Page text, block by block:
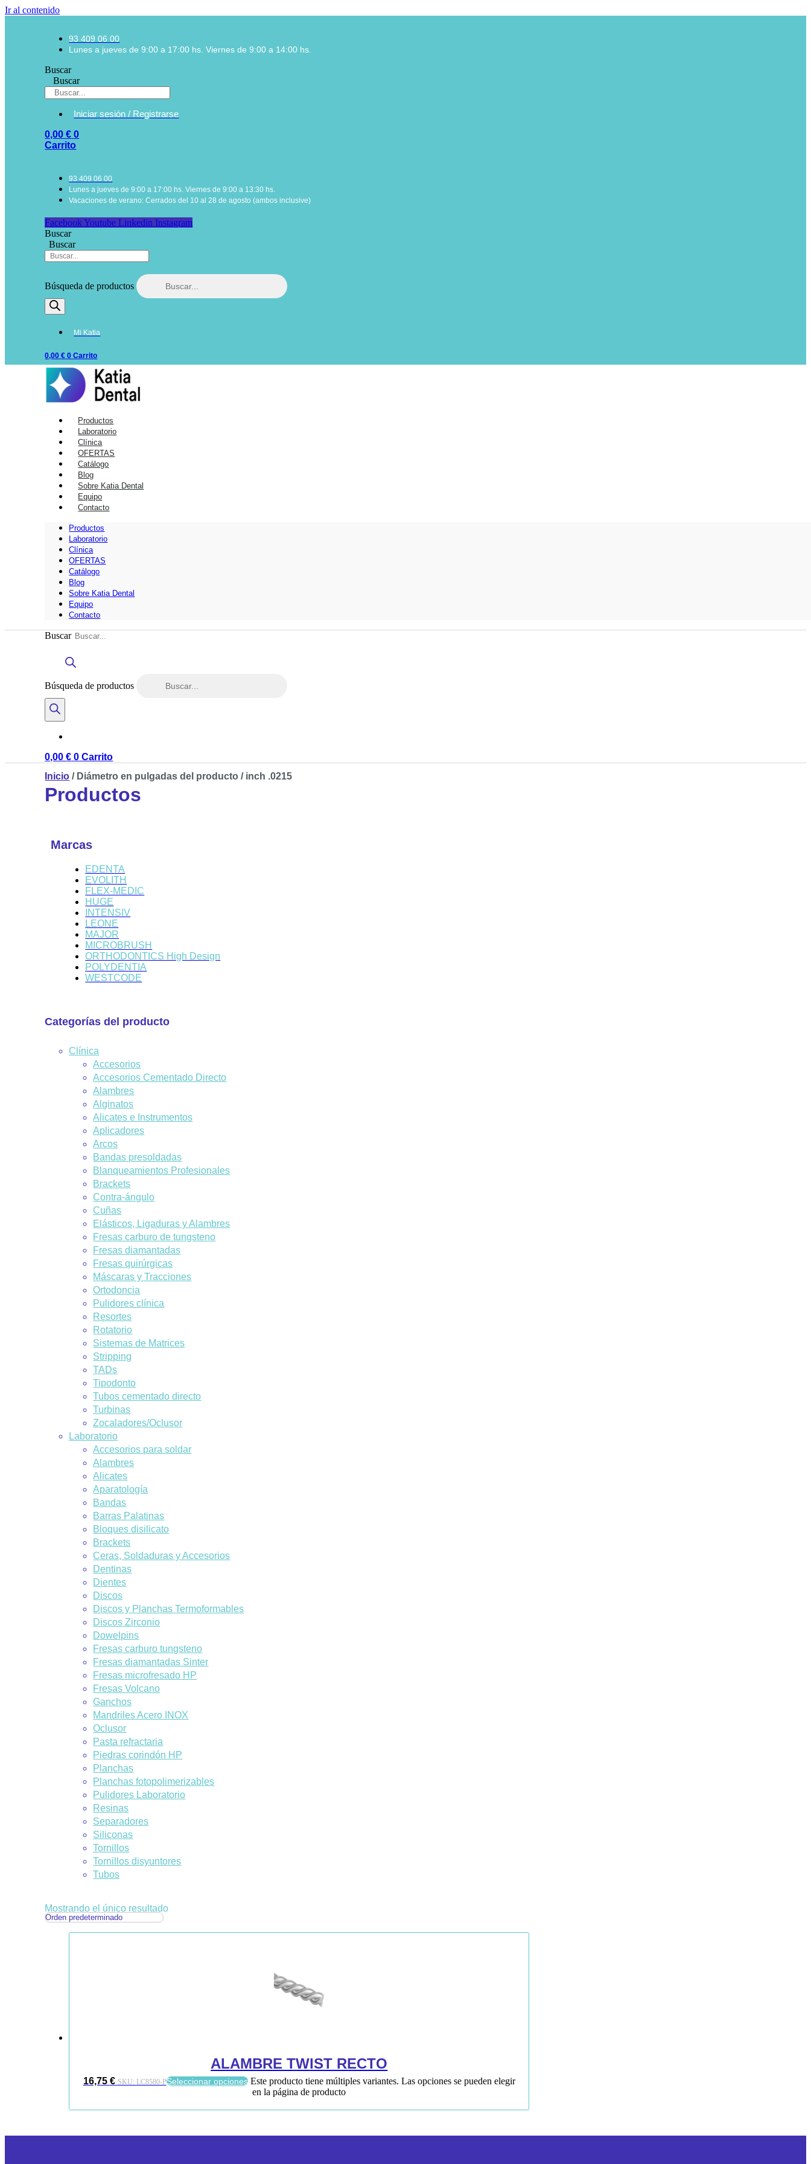
Ir al contenido
93 409 06 00
Lunes a jueves de 9:00 a 17:00 hs. Viernes de 9:00 a 14:00 hs.
Buscar
Buscar
Iniciar sesión / Registrarse
0,00€ 0
Carrito
93 409 06 00
Lunes a jueves de 9:00 a 17:00 hs. Viernes de 9:00 a 13:30 hs.
Vacaciones de verano: Cerrados del 10 al 28 de agosto (ambos inclusive)
Facebook Youtube Linkedin Instagram
Buscar
Buscar
Búsqueda de productos
Mi Katia
0,00€ 0 Carrito
Productos
Laboratorio
Clínica
OFERTAS
Catálogo
Blog
Sobre Katia Dental
Equipo
Contacto
Productos
Laboratorio
Clínica
OFERTAS
Catálogo
Blog
Sobre Katia Dental
Equipo
Contacto
Buscar
Búsqueda de productos
0,00€ 0 Carrito
Inicio / Diámetro en pulgadas del producto / inch .0215
Productos
Marcas
EDENTA
EVOLITH
FLEX-MEDIC
HUGE
INTENSIV
LEONE
MAJOR
MICROBRUSH
ORTHODONTICS High Design
POLYDENTIA
WESTCODE
Categorías del producto
Clínica
Accesorios
Accesorios Cementado Directo
Alambres
Alginatos
Alicates e Instrumentos
Aplicadores
Arcos
Bandas presoldadas
Blanqueamientos Profesionales
Brackets
Contra-ángulo
Cuñas
Elásticos, Ligaduras y Alambres
Fresas carburo de tungsteno
Fresas diamantadas
Fresas quirúrgicas
Máscaras y Tracciones
Ortodoncia
Pulidores clínica
Resortes
Rotatorio
Sistemas de Matrices
Stripping
TADs
Tipodonto
Tubos cementado directo
Turbinas
Zocaladores/Oclusor
Laboratorio
Accesorios para soldar
Alambres
Alicates
Aparatología
Bandas
Barras Palatinas
Bloques disilicato
Brackets
Ceras, Soldaduras y Accesorios
Dentinas
Dientes
Discos
Discos y Planchas Termoformables
Discos Zirconio
Dowelpins
Fresas carburo tungsteno
Fresas diamantadas Sinter
Fresas microfresado HP
Fresas Volcano
Ganchos
Mandriles Acero INOX
Oclusor
Pasta refractaria
Piedras corindón HP
Planchas
Planchas fotopolimerizables
Pulidores Laboratorio
Resinas
Separadores
Siliconas
Tornillos
Tornillos disyuntores
Tubos
Mostrando el único resultado
ALAMBRE TWIST RECTO
16,75 € SKU: LC8580-PSeleccionar opciones Este producto tiene múltiples variantes. Las opciones se pueden elegir
en la página de producto